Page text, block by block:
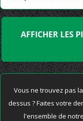
AFFICHER LES
Vous ne trouvez pas
dessus ? Faites votre
l'ensemble de